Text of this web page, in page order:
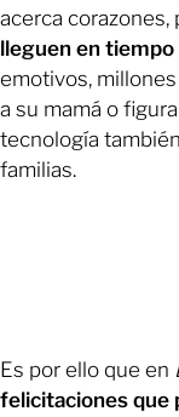
acerca
lleguen en tiempo
emotivos,
a su mamá o
tecnología
familias.
Es por ello que en
felicitaciones que